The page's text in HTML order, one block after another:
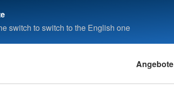
switch to switch to the English one
Angebote